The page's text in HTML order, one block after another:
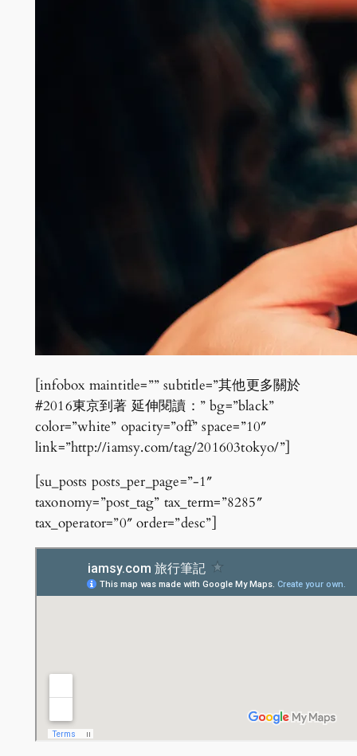
[infobox maintitle=”” subtitle=”其他更多關於
#2016東京到著 延伸閱讀：” bg=”black”
color=”white” opacity=”off” space=”10″
link=”http://iamsy.com/tag/201603tokyo/”]
[su_posts posts_per_page=”-1″
taxonomy=”post_tag” tax_term=”8285″
tax_operator=”0″ order=”desc”]